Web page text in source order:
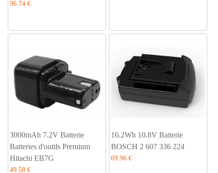
96.74 €
3000mAh 7.2V Batterie
Batteries d'outils Premium
Hitachi EB7G
49.58 €
16.2Wh 10.8V Batterie
BOSCH 2 607 336 224
69.96 €